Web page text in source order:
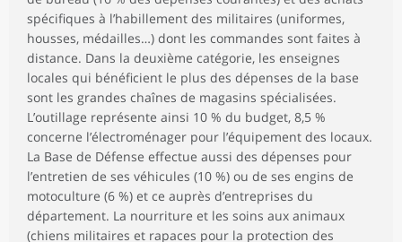
spécifiques à l’habillement des militaires (uniformes,
housses, médailles…) dont les commandes sont faites à
distance. Dans la deuxième catégorie, les enseignes
locales qui bénéficient le plus des dépenses de la base
sont les grandes chaînes de magasins spécialisées.
L’outillage représente ainsi 10 % du budget, 8,5 %
concerne l’électroménager pour l’équipement des locaux.
La Base de Défense effectue aussi des dépenses pour
l’entretien de ses véhicules (10 %) ou de ses engins de
motoculture (6 %) et ce auprès d’entreprises du
département. La nourriture et les soins aux animaux
(chiens militaires et rapaces pour la protection des